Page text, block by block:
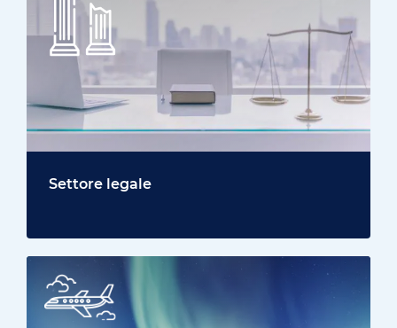
Settore legale